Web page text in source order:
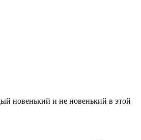
новенький и не новенький в этой